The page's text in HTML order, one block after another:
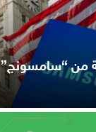
من “سامسونج”